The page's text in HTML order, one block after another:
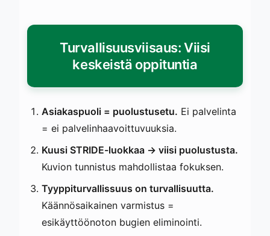
Turvallisuusviisaus: Viisi
keskeistä oppituntia
Asiakaspuoli = puolustusetu. Ei palvelinta
= ei palvelinhaavoittuvuuksia.
Kuusi STRIDE-luokkaa → viisi puolustusta.
Kuvion tunnistus mahdollistaa fokuksen.
Tyyppiturvallissuus on turvallisuutta.
Käännösaikainen varmistus =
esikäyttöönoton bugien eliminointi.